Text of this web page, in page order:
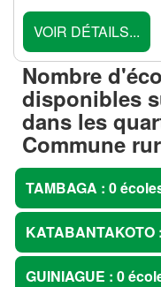
VOIR DÉTAILS...
Nombre
disponibles
dans les
Commune
TAMBAGA : 0
KATABANTAKOTO
GUINIAGUE : 0